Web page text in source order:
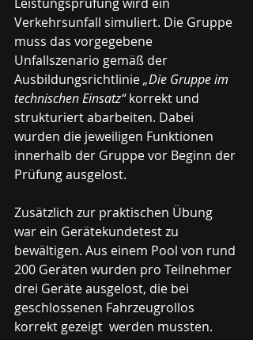
Verkehrsunfall simuliert. Die Gruppe
muss das vorgegebene
Unfallszenario gemäß der
Ausbildungsrichtlinie „Die Gruppe im
technischen Einsatz“ korrekt und
strukturiert abarbeiten. Dabei
wurden die jeweiligen Funktionen
innerhalb der Gruppe vor Beginn der
Prüfung ausgelost.
Zusätzlich zur praktischen Übung
war ein Gerätekundetest zu
bewältigen. Aus einem Pool von rund
200 Geräten wurden pro Teilnehmer
drei Geräte ausgelost, die bei
geschlossenen Fahrzeugrollos
korrekt gezeigt  werden mussten.